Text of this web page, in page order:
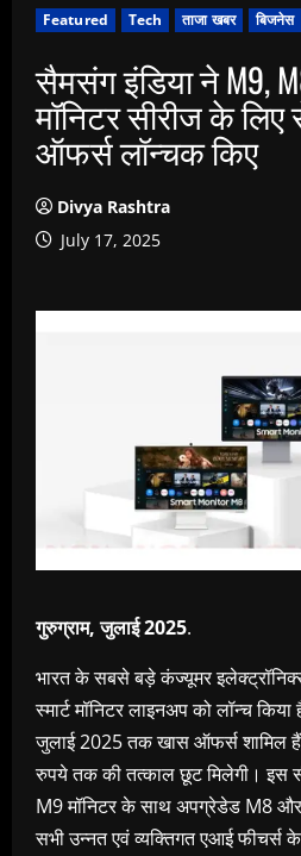
Featured Tech ताजा खबर बिजनेस
सैमसंग इंडिया ने M9,
मॉनिटर सीरीज के लिए
ऑफर्स लॉन्चक किए
Divya Rashtra
July 17, 2025
गुरुग्राम,जुलाई2025.
भारत के सबसे बड़े कंज्‍यूमर
स्मार्ट मॉनिटर लाइनअप को लॉन्च
जुलाई 2025 तक खास ऑफर्स शामिल
रुपये तक की तत्काल छूट मिलेगी। इस
M9 मॉनिटर के साथ अपग्रेडेड M8
सभी उन्‍नत एवं व्‍यक्तिगत एआई फीचर्स